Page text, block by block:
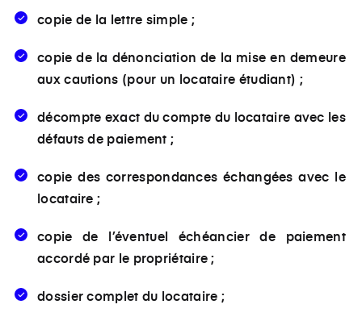
copie de la lettre simple ;
copie de la dénonciation de la mise en demeure
aux cautions (pour un locataire étudiant) ;
décompte exact du compte du locataire avec les
défauts de paiement ;
copie des correspondances échangées avec le
locataire ;
copie de l’éventuel échéancier de paiement
accordé par le propriétaire ;
dossier complet du locataire ;